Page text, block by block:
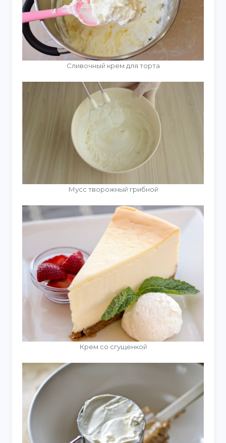
Сливочный крем для торта
Мусс творожный грибной
Крем со сгущенкой